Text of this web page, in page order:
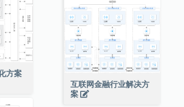
方案
互联网金融行业解决方
案